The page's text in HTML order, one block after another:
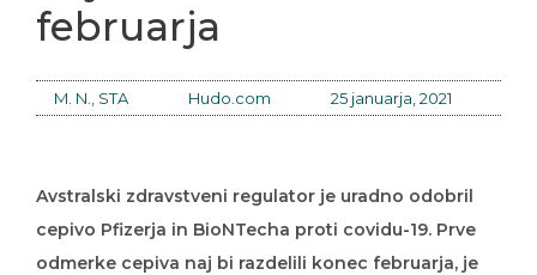
februarja
M. N., STA Hudo.com 25 januarja, 2021
Avstralski zdravstveni regulator je uradno odobril
cepivo Pfizerja in BioNTecha proti covidu-19. Prve
odmerke cepiva naj bi razdelili konec februarja, je